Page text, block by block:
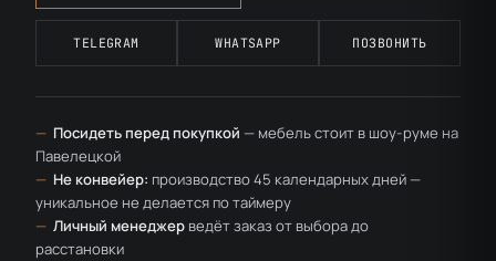
TELEGRAM WHATSAPP ПОЗВОНИТЬ
— Посидеть перед покупкой — мебель стоит в шоу-руме на
Павелецкой
— Не конвейер: производство 45 календарных дней —
уникальное не делается по таймеру
— Личный менеджер ведёт заказ от выбора до
расстановки